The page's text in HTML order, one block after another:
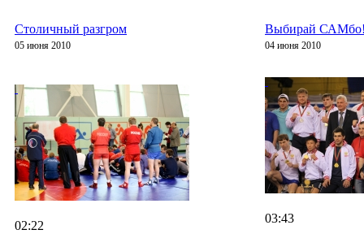
Столичный разгром
05 июня 2010
Выбирай
04 июня 2010
02:22
03:43